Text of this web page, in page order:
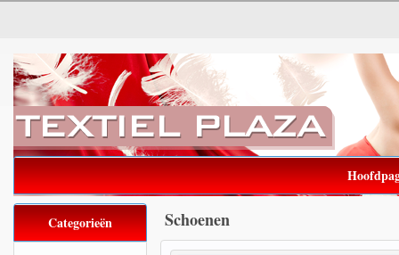
Schoenen
Categorieën